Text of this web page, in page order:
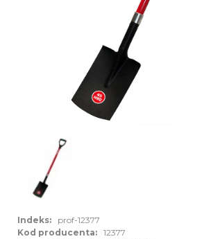
Indeks:
prof-12377
Kod producenta: 12377